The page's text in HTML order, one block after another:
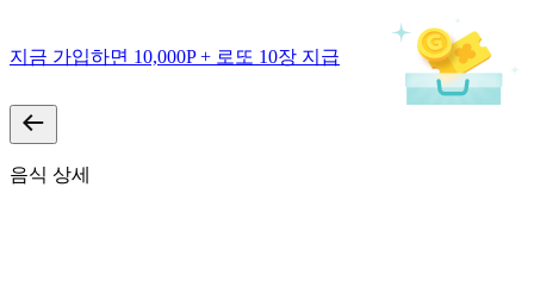
지금 가입하면 10,000P + 로또 10장 지급
음식 상세